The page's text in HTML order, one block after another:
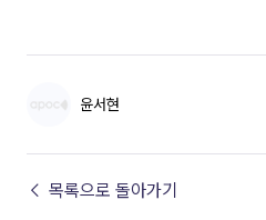
윤서현
← 목록으로 돌아가기